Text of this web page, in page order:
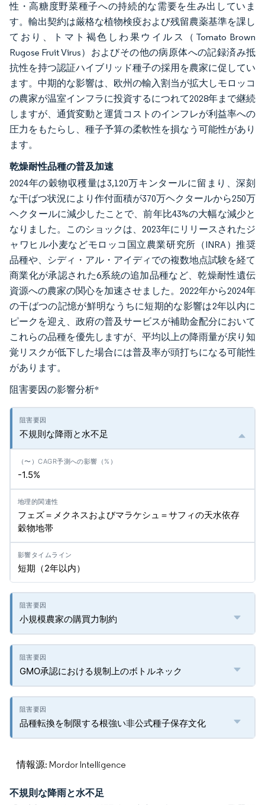
性・高糖度野菜種子への持続的な需要を生み出していま
す。輸出契約は厳格な植物検疫および残留農薬基準を課し
ており、トマト褐色しわ果ウイルス（Tomato Brown
Rugose Fruit Virus）およびその他の病原体への記録済み抵
抗性を持つ認証ハイブリッド種子の採用を農家に促してい
ます。中期的な影響は、欧州の輸入割当が拡大しモロッコ
の農家が温室インフラに投資するにつれて2028年まで継続
しますが、通貨変動と運賃コストのインフレが利益率への
圧力をもたらし、種子予算の柔軟性を損なう可能性があり
ます。
乾燥耐性品種の普及加速
2024年の穀物収穫量は3,120万キンタールに留まり、深刻
な干ばつ状況により作付面積が370万ヘクタールから250万
ヘクタールに減少したことで、前年比43%の大幅な減少と
なりました。このショックは、2023年にリリースされたジ
ャワヒル小麦などモロッコ国立農業研究所（INRA）推奨
品種や、シディ・アル・アイディでの複数地点試験を経て
商業化が承認された6系統の追加品種など、乾燥耐性遺伝
資源への農家の関心を加速させました。2022年から2024年
の干ばつの記憶が鮮明なうちに短期的な影響は2年以内に
ピークを迎え、政府の普及サービスが補助金配分において
これらの品種を優先しますが、平均以上の降雨量が戻り知
覚リスクが低下した場合には普及率が頭打ちになる可能性
があります。
阻害要因の影響分析*
不規則な降雨と水不足
-1.5%
フェズ＝メクネスおよびマラケシュ＝サフィの天水依存
穀物地帯
短期（2年以内）
小規模農家の購買力制約
GMO承認における規制上のボトルネック
品種転換を制限する根強い非公式種子保存文化
情報源: Mordor Intelligence
不規則な降雨と水不足